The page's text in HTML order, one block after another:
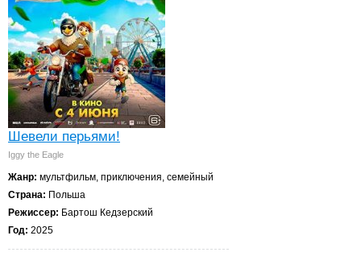
Шевели перьями!
Iggy the Eagle
Жанр: мультфильм, приключения, семейный
Страна: Польша
Режиссер: Бартош Кедзерский
Год: 2025